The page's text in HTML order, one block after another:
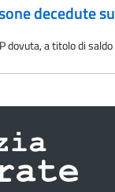
decedute
dovuta, a titolo di